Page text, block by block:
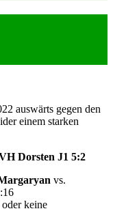
auswärts gegen den
einem starken
Dorsten J1 5:2
vs.
keine